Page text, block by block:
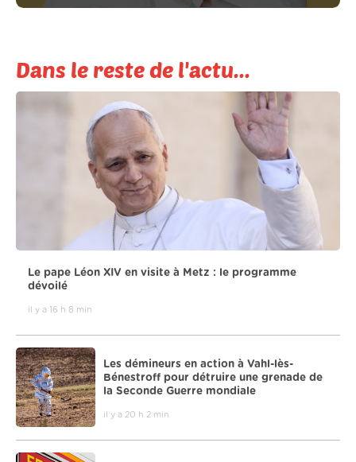
Dans le reste de l'actu...
Le pape Léon XIV en visite à Metz : le programme
dévoilé
il y a 16 h 8 min
Les démineurs en action à Vahl-lès-
Bénestroff pour détruire une grenade de
la Seconde Guerre mondiale
il y a 20 h 2 min